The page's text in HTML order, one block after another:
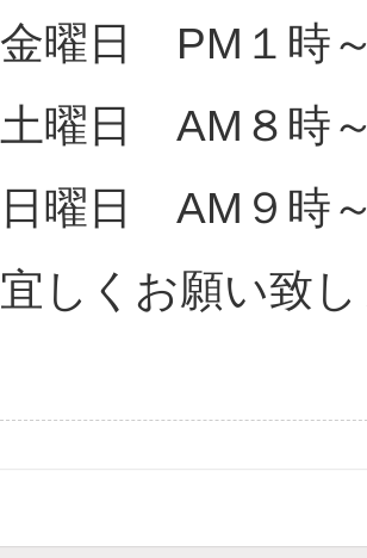
金曜日 PM１時
土曜日 AM８時
日曜日 AM９時
宜しくお願い致